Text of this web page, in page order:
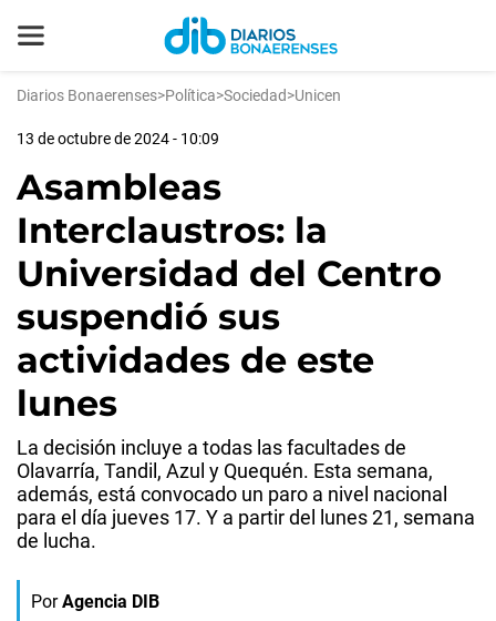
Diarios Bonaerenses>Política>Sociedad>Unicen
13 de octubre de 2024 - 10:09
Asambleas
Interclaustros: la
Universidad del Centro
suspendió sus
actividades de este
lunes
La decisión incluye a todas las facultades de
Olavarría, Tandil, Azul y Quequén. Esta semana,
además, está convocado un paro a nivel nacional
para el día jueves 17. Y a partir del lunes 21, semana
de lucha.
Por Agencia DIB